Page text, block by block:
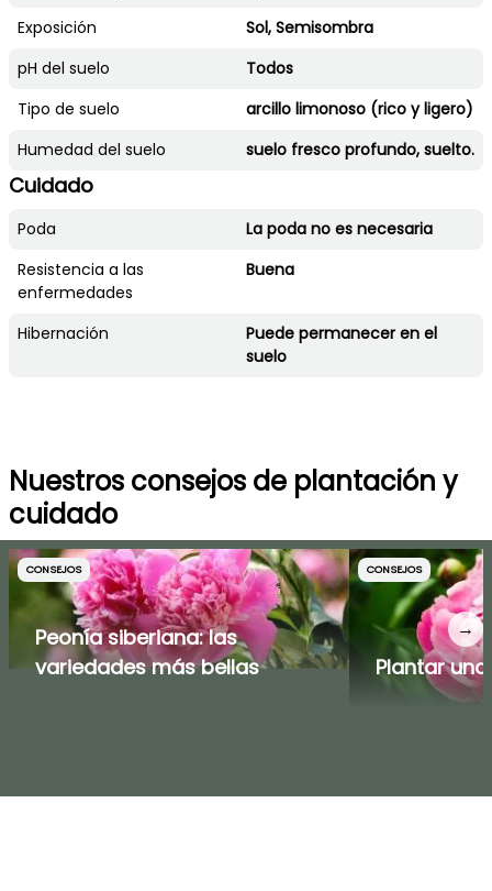
Exposición
Sol, Semisombra
pH del suelo
Todos
Tipo de suelo
arcillo limonoso (rico y ligero)
Humedad del suelo
suelo fresco profundo, suelto.
Cuidado
Poda
La poda no es necesaria
Resistencia a las
enfermedades
Buena
Hibernación
Puede permanecer en el
suelo
Nuestros consejos de plantación y
cuidado
CONSEJOS
Peonía siberiana: las
variedades más bellas
CONSEJOS
Plantar
→